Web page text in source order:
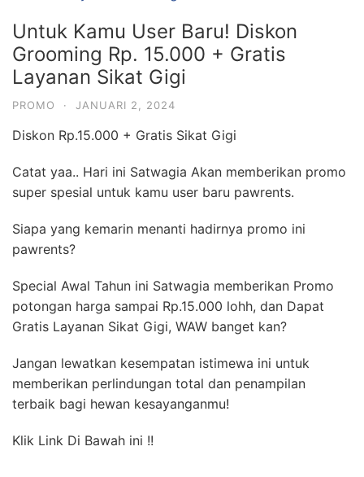
Untuk Kamu User Baru! Diskon
Grooming Rp. 15.000 + Gratis
Layanan Sikat Gigi
PROMO · JANUARI 2, 2024
Diskon Rp.15.000 + Gratis Sikat Gigi
Catat yaa.. Hari ini Satwagia Akan memberikan promo
super spesial untuk kamu user baru pawrents.
Siapa yang kemarin menanti hadirnya promo ini
pawrents?
Special Awal Tahun ini Satwagia memberikan Promo
potongan harga sampai Rp.15.000 lohh, dan Dapat
Gratis Layanan Sikat Gigi, WAW banget kan?
Jangan lewatkan kesempatan istimewa ini untuk
memberikan perlindungan total dan penampilan
terbaik bagi hewan kesayanganmu!
Klik Link Di Bawah ini !!